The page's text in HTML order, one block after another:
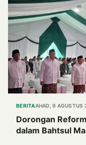
BERITAAHAD, 9
Dorongan
dalam Bahtsul